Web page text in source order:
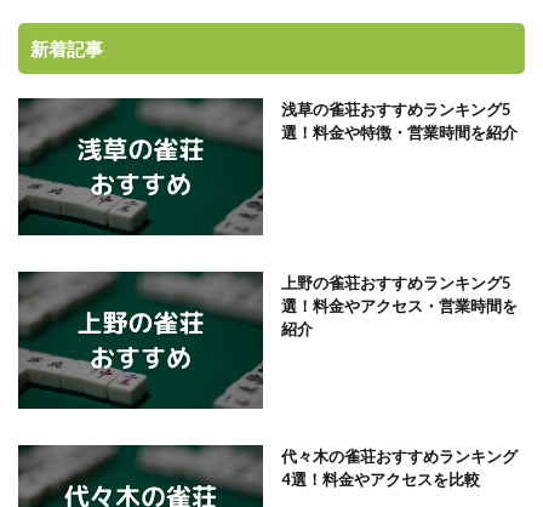
新着記事
浅草の雀荘おすすめランキング5
選！料金や特徴・営業時間を紹介
上野の雀荘おすすめランキング5
選！料金やアクセス・営業時間を
紹介
代々木の雀荘おすすめランキング
4選！料金やアクセスを比較